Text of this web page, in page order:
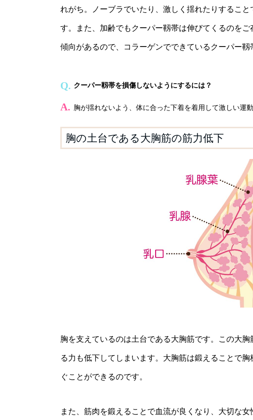
れがち。ノーブラでいたり、激しく揺れたりするこ
す。また、加齢でもクーパー靱帯は伸びてくるのを
傾向があるので、コラーゲンでできているクーパー靱
クーパー靱帯を損傷しないようにするには？
胸が揺れないよう、体に合った下着を着用して激しい運
胸の土台である大胸筋の筋力低下
胸を支えているのは土台である大胸筋です。この大
る力も低下してしまいます。大胸筋は鍛えることで
ぐことができるのです。
また、筋肉を鍛えることで血流が良くなり、大切な